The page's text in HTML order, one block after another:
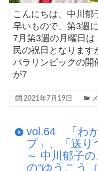
こんにちは、中川郁
早いもので、第3週
7月第3週の月曜日
民の祝日となります
パラリンピックの開
が7
2021年7月19日
vol.64 「わ
プ」、「送り
～ 中川郁子
の“ゆうこう